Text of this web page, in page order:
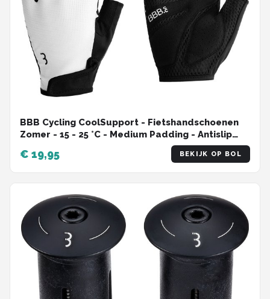
BBB Cycling CoolSupport - Fietshandschoenen
Zomer - 15 - 25 °C - Medium Padding - Antislip
Handpalm - Unisex Wielrenhandschoenen - Wit
€ 19,95 BEKIJK OP BOL